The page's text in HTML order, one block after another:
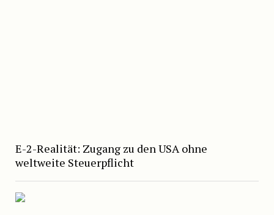
E-2-Realität: Zugang zu den USA ohne
weltweite Steuerpflicht